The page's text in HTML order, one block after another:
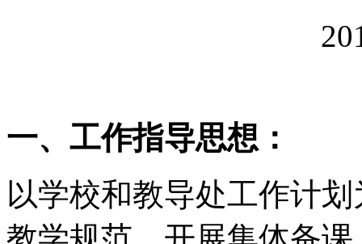
一、工作指导思想：
以学校和教导处工作计